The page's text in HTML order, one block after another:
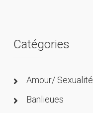
Catégories
Amour/ Sexualité
Banlieues